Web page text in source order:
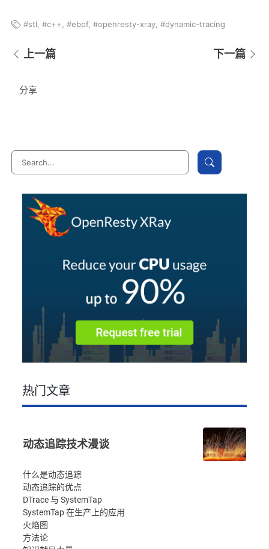
stl c++ ebpf, openresty-xray dynamic-tracing
上一篇 下一篇
分享
热门文章
动态追踪技术漫谈
什么是动态追踪
动态追踪的优点
DTrace 与 SystemTap
SystemTap 在生产上的应用
火焰图
方法论